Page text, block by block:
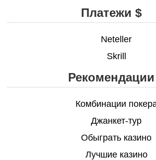
Платежи $
Neteller
Skrill
Рекомендации
Комбинации
Джанкет-тур
Обыграть казино
Лучшие казино